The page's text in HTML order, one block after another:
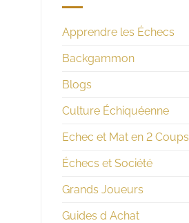
Apprendre les Échecs
Backgammon
Blogs
Culture Échiquéenne
Echec et Mat en 2 Coups
Échecs et Société
Grands Joueurs
Guides d Achat